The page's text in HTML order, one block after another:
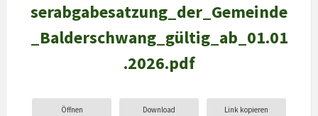
serabgabesatzung_der_Gemeinde
_Balderschwang_gültig_ab_01.01
.2026.pdf
Öffnen Download Link kopieren